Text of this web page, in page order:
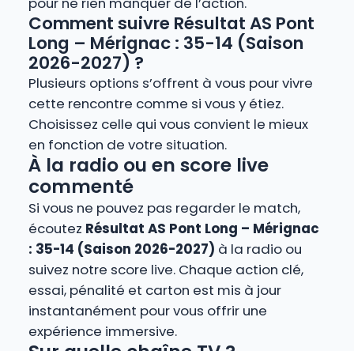
Comment suivre Résultat AS Pont
Long – Mérignac : 35-14 (Saison
2026-2027) ?
Plusieurs options s’offrent à vous pour vivre
cette rencontre comme si vous y étiez.
Choisissez celle qui vous convient le mieux
en fonction de votre situation.
À la radio ou en score live
commenté
Si vous ne pouvez pas regarder le match,
écoutez Résultat AS Pont Long – Mérignac
: 35-14 (Saison 2026-2027) à la radio ou
suivez notre score live. Chaque action clé,
essai, pénalité et carton est mis à jour
instantanément pour vous offrir une
expérience immersive.